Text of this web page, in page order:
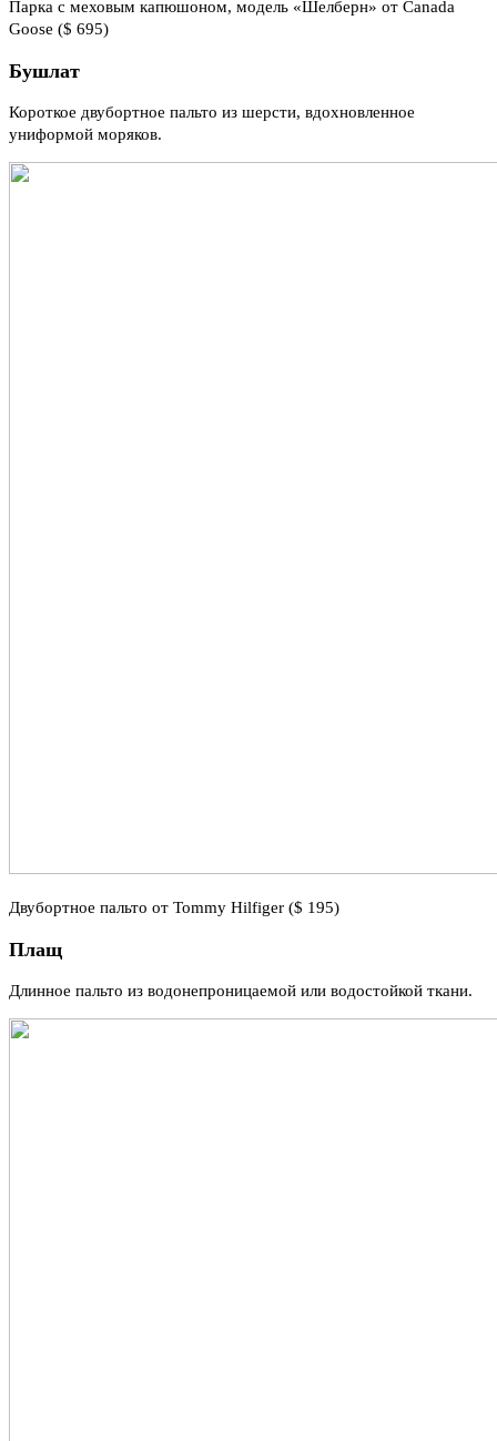
Парка с меховым капюшоном, модель «Шелберн» от Canada
Goose ($ 695)
Бушлат
Короткое двубортное пальто из шерсти, вдохновленное
униформой моряков.
Двубортное пальто от Tommy Hilfiger ($ 195)
Плащ
Длинное пальто из водонепроницаемой или водостойкой ткани.